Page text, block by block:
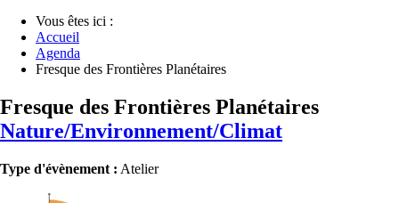
Vous êtes ici :
Accueil
Agenda
Fresque des Frontières Planétaires
Fresque des Frontières Planétaires
Nature/Environnement/Climat
Type d'évènement : Atelier